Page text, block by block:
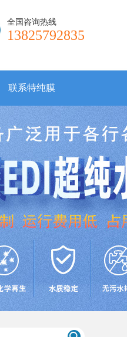
全国咨询热线
13825792835
联系特纯膜